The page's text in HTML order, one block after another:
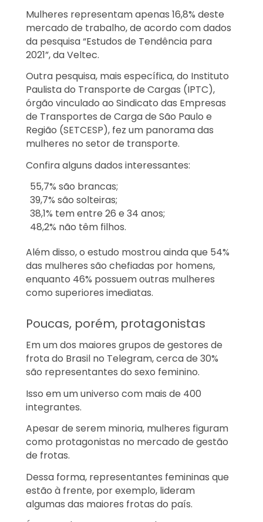
Mulheres representam apenas 16,8% deste
mercado de trabalho, de acordo com dados
da pesquisa “Estudos de Tendência para
2021”, da Veltec.
Outra pesquisa, mais específica, do Instituto
Paulista do Transporte de Cargas (IPTC),
órgão vinculado ao Sindicato das Empresas
de Transportes de Carga de São Paulo e
Região (SETCESP), fez um panorama das
mulheres no setor de transporte.
Confira alguns dados interessantes:
55,7% são brancas;
39,7% são solteiras;
38,1% tem entre 26 e 34 anos;
48,2% não têm filhos.
Além disso, o estudo mostrou ainda que 54%
das mulheres são chefiadas por homens,
enquanto 46% possuem outras mulheres
como superiores imediatas.
Poucas, porém, protagonistas
Em um dos maiores grupos de gestores de
frota do Brasil no Telegram, cerca de 30%
são representantes do sexo feminino.
Isso em um universo com mais de 400
integrantes.
Apesar de serem minoria, mulheres figuram
como protagonistas no mercado de gestão
de frotas.
Dessa forma, representantes femininas que
estão à frente, por exemplo, lideram
algumas das maiores frotas do país.